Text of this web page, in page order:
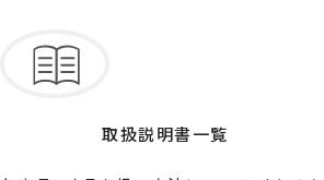
取扱説明書一覧